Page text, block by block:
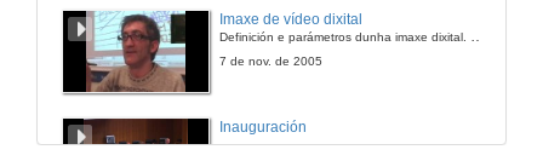
Imaxe de vídeo dixital
Definición e parámetros dunha imaxe dixital. Resolución e Aspecto. Profundidade da cor. Compresión. Frame por segundo. Entrelazado. Campos, cadros
7 de nov. de 2005
Inauguración